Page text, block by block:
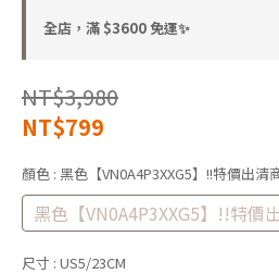
全店，滿 $3600 免運✨
NT$3,980
NT$799
顏色 : 黑色【VN0A4P3XXG5】!!特價出清
黑色【VN0A4P3XXG5】!!特價
尺寸 : US5/23CM